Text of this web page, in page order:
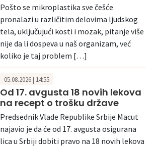
Pošto se mikroplastika sve češće
pronalazi u različitim delovima ljudskog
tela, uključujući kosti i mozak, pitanje više
nije da li dospeva u naš organizam, već
koliko je taj problem […]
05.08.2026 | 14:55
Od 17. avgusta 18 novih lekova
na recept o trošku države
Predsednik Vlade Republike Srbije Macut
najavio je da će od 17. avgusta osigurana
lica u Srbiji dobiti pravo na 18 novih lekova